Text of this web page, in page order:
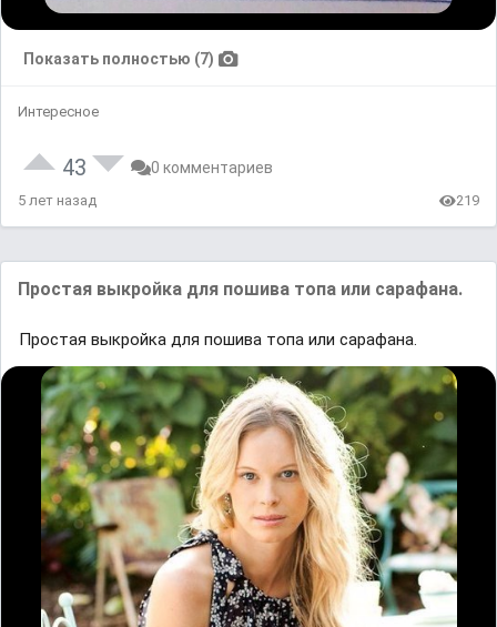
Показать полностью (7)
Интересное
43 0 комментариев
5 лет назад 219
Простая выкройка для пошива топа или сарафана.
Простая выкройка для пошива топа или сарафана.